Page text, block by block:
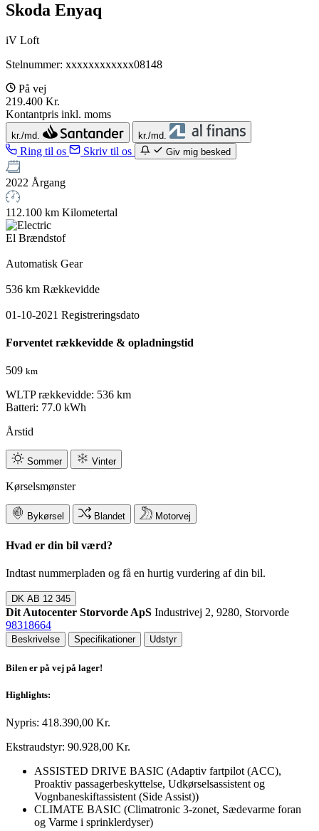
Skoda Enyaq
iV Loft
Stelnummer: xxxxxxxxxxxx08148
På vej
219.400 Kr.
Kontantpris inkl. moms
kr./md. kr./md.
Ring til os Skriv til os Giv mig besked
2022 Årgang
112.100 km Kilometertal
El Brændstof
Automatisk Gear
536 km Rækkevidde
01-10-2021 Registreringsdato
Forventet rækkevidde & opladningstid
509 km
WLTP rækkevidde: 536 km
Batteri: 77.0 kWh
Årstid
Sommer Vinter
Kørselsmønster
Bykørsel Blandet Motorvej
Hvad er din bil værd?
Indtast nummerpladen og få en hurtig vurdering af din bil.
DK AB 12 345
Dit Autocenter Storvorde ApS Industrivej 2, 9280, Storvorde
98318664
Beskrivelse Specifikationer Udstyr
Bilen er på vej på lager!
Highlights:
Nypris: 418.390,00 Kr.
Ekstraudstyr: 90.928,00 Kr.
ASSISTED DRIVE BASIC (Adaptiv fartpilot (ACC),
Proaktiv passagerbeskyttelse, Udkørselsassistent og
Vognbaneskiftassistent (Side Assist))
CLIMATE BASIC (Climatronic 3-zonet, Sædevarme foran
og Varme i sprinklerdyser)